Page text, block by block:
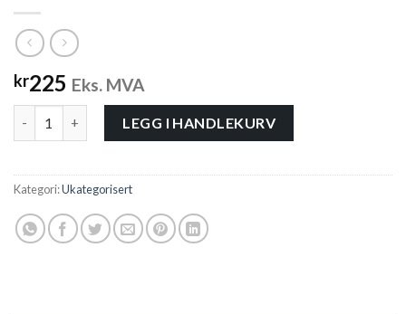
kr225 Eks. MVA
LEGG I HANDLEKURV
Kategori:Ukategorisert